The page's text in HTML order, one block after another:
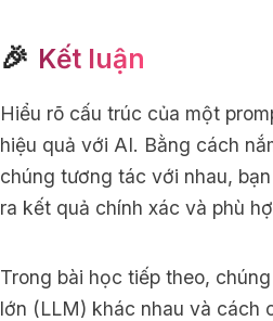
🎉 Kết luận
Hiểu rõ cấu trúc của một
hiệu quả với AI. Bằng cách
chúng tương tác với nhau,
ra kết quả chính xác và phù
Trong bài học tiếp theo,
lớn (LLM) khác nhau và cách